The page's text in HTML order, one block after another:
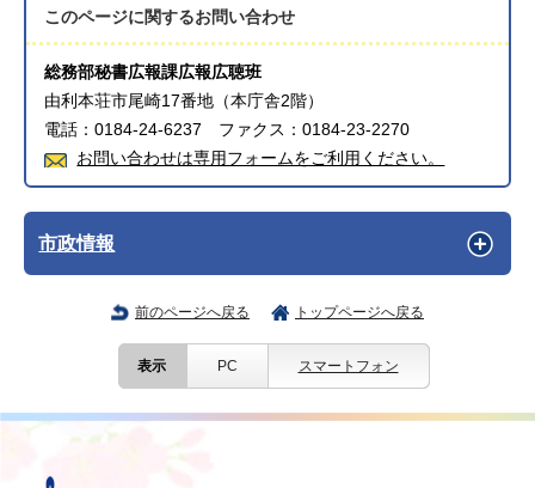
このページに関するお問い合わせ
総務部秘書広報課広報広聴班
由利本荘市尾崎17番地（本庁舎2階）
電話：0184-24-6237 ファクス：0184-23-2270
お問い合わせは専用フォームをご利用ください。
市政情報
前のページへ戻る トップページへ戻る
表示 PC スマートフォン